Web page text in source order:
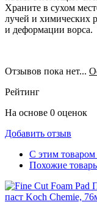
Храните в сухом
лучей и химических
и деформации ворса.
Отзывов пока нет...
Рейтинг
На основе 0 оценок
Добавить отзыв
С этим
Похожие